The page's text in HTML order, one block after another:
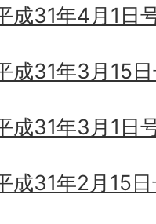
成31年4月1日
成31年3月15
成31年3月1日
成31年2月15